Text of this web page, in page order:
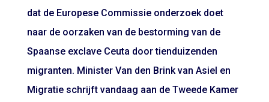
dat de Europese Commissie onderzoek doet
naar de oorzaken van de bestorming van de
Spaanse exclave Ceuta door tienduizenden
migranten. Minister Van den Brink van Asiel en
Migratie schrijft vandaag aan de Tweede Kamer